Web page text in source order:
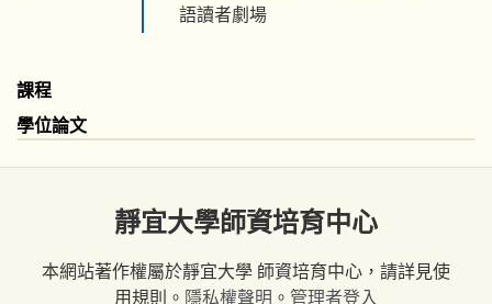
語讀者劇場
課程
學位論文
靜宜大學師資培育中心
本網站著作權屬於靜宜大學 師資培育中心，請詳見使
用規則。 隱私權聲明 。 管理者登入